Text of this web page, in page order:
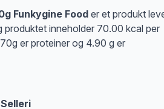
Funkygine Food er et produkt
produktet inneholder 70.00 kcal per
er proteiner og 4.90 g er
Selleri